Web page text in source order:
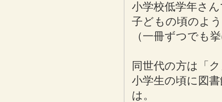
小学校低学年さ
子どもの頃のよ
（一冊ずつでも
同世代の方は「
小学生の頃に図
は。